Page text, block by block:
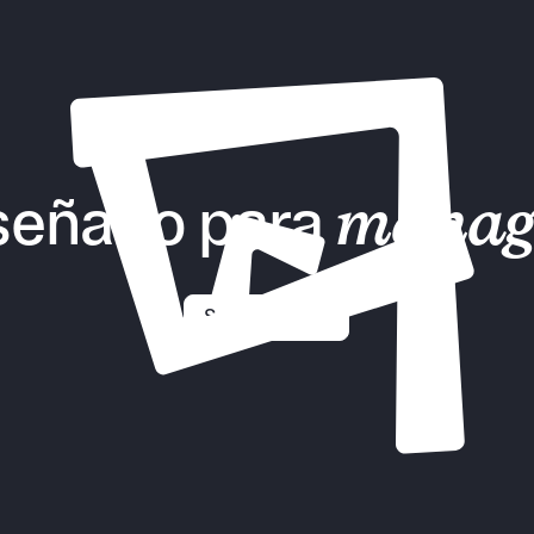
para
Solicitar demo